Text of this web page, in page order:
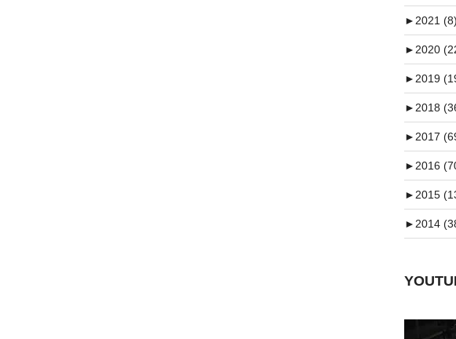
►2021 (8)
►2020
►2019
►2018
►2017
►2016
►2015
►2014